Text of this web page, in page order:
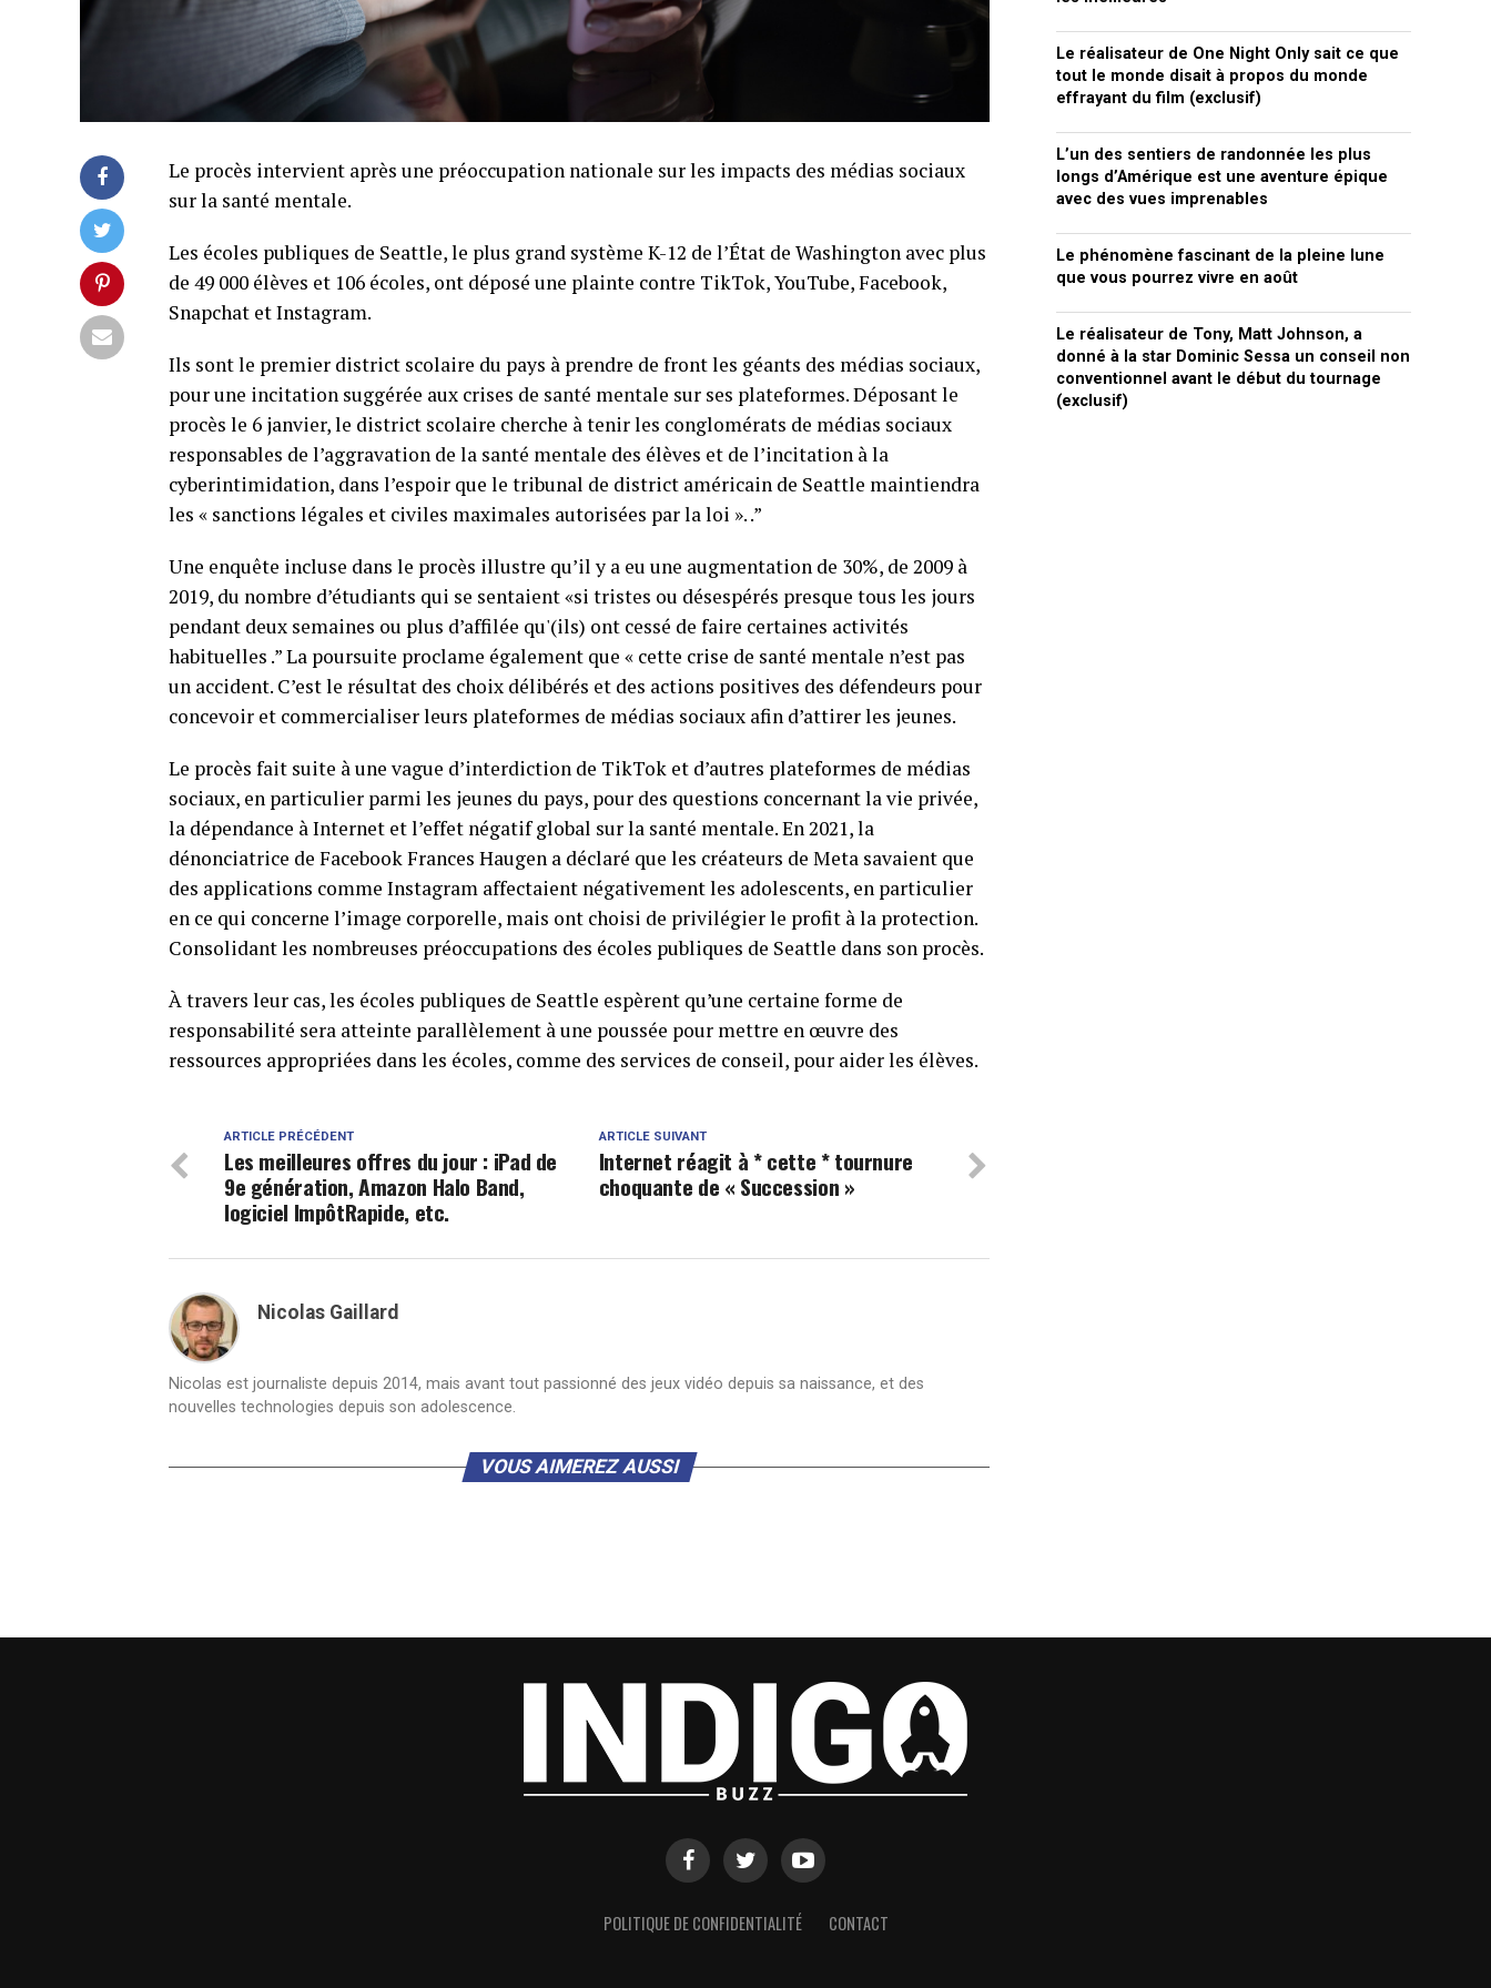
Le procès intervient après une préoccupation nationale sur les impacts des médias sociaux
sur la santé mentale.
Les écoles publiques de Seattle, le plus grand système K-12 de l’État de Washington avec plus
de 49 000 élèves et 106 écoles, ont déposé une plainte contre TikTok, YouTube, Facebook,
Snapchat et Instagram.
Ils sont le premier district scolaire du pays à prendre de front les géants des médias sociaux,
pour une incitation suggérée aux crises de santé mentale sur ses plateformes. Déposant le
procès le 6 janvier, le district scolaire cherche à tenir les conglomérats de médias sociaux
responsables de l’aggravation de la santé mentale des élèves et de l’incitation à la
cyberintimidation, dans l’espoir que le tribunal de district américain de Seattle maintiendra
les « sanctions légales et civiles maximales autorisées par la loi ». .”
Une enquête incluse dans le procès illustre qu’il y a eu une augmentation de 30%, de 2009 à
2019, du nombre d’étudiants qui se sentaient «si tristes ou désespérés presque tous les jours
pendant deux semaines ou plus d’affilée qu'(ils) ont cessé de faire certaines activités
habituelles .” La poursuite proclame également que « cette crise de santé mentale n’est pas
un accident. C’est le résultat des choix délibérés et des actions positives des défendeurs pour
concevoir et commercialiser leurs plateformes de médias sociaux afin d’attirer les jeunes.
Le procès fait suite à une vague d’interdiction de TikTok et d’autres plateformes de médias
sociaux, en particulier parmi les jeunes du pays, pour des questions concernant la vie privée,
la dépendance à Internet et l’effet négatif global sur la santé mentale. En 2021, la
dénonciatrice de Facebook Frances Haugen a déclaré que les créateurs de Meta savaient que
des applications comme Instagram affectaient négativement les adolescents, en particulier
en ce qui concerne l’image corporelle, mais ont choisi de privilégier le profit à la protection.
Consolidant les nombreuses préoccupations des écoles publiques de Seattle dans son procès.
À travers leur cas, les écoles publiques de Seattle espèrent qu’une certaine forme de
responsabilité sera atteinte parallèlement à une poussée pour mettre en œuvre des
ressources appropriées dans les écoles, comme des services de conseil, pour aider les élèves.
ARTICLE SUIVANT
Internet réagit à * cette * tournure
choquante de « Succession »
ARTICLE PRÉCÉDENT
Les meilleures offres du jour : iPad de
9e génération, Amazon Halo Band,
logiciel ImpôtRapide, etc.
Nicolas Gaillard
Nicolas est journaliste depuis 2014, mais avant tout passionné des jeux vidéo depuis sa naissance, et des
nouvelles technologies depuis son adolescence.
VOUS AIMEREZ AUSSI
Le réalisateur de One Night Only sait ce que
tout le monde disait à propos du monde
effrayant du film (exclusif)
L’un des sentiers de randonnée les plus
longs d’Amérique est une aventure épique
avec des vues imprenables
Le phénomène fascinant de la pleine lune
que vous pourrez vivre en août
Le réalisateur de Tony, Matt Johnson, a
donné à la star Dominic Sessa un conseil non
conventionnel avant le début du tournage
(exclusif)
POLITIQUE DE CONFIDENTIALITÉ CONTACT